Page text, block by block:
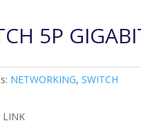
5P
NETWORKING, SWITCH
LINK